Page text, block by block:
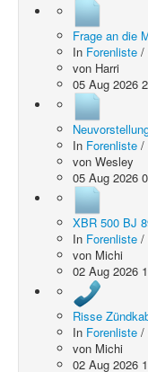
Frage an die
In Forenliste /
von Harri
05 Aug 2026
In Forenliste /
von Wesley
05 Aug 2026
XBR 500 BJ
In Forenliste /
von Michi
02 Aug 2026
Risse
In Forenliste /
von Michi
02 Aug 2026